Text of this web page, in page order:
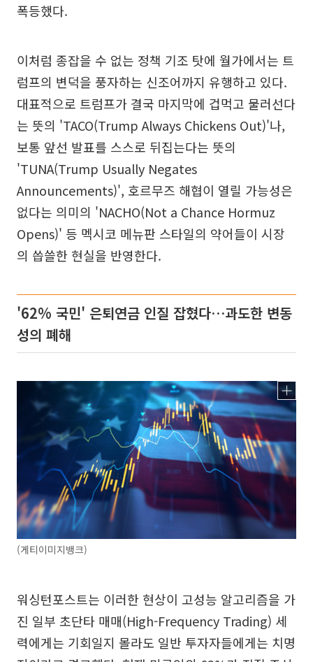
폭등했다.
이처럼 종잡을 수 없는 정책 기조 탓에 월가에서는 트
럼프의 변덕을 풍자하는 신조어까지 유행하고 있다.
대표적으로 트럼프가 결국 마지막에 겁먹고 물러선다
는 뜻의 'TACO(Trump Always Chickens Out)'나,
보통 앞선 발표를 스스로 뒤집는다는 뜻의
'TUNA(Trump Usually Negates
Announcements)', 호르무즈 해협이 열릴 가능성은
없다는 의미의 'NACHO(Not a Chance Hormuz
Opens)' 등 멕시코 메뉴판 스타일의 약어들이 시장
의 씁쓸한 현실을 반영한다.
'62% 국민' 은퇴연금 인질 잡혔다…과도한 변동
성의 폐해
(게티이미지뱅크)
워싱턴포스트는 이러한 현상이 고성능 알고리즘을 가
진 일부 초단타 매매(High-Frequency Trading) 세
력에게는 기회일지 몰라도 일반 투자자들에게는 치명